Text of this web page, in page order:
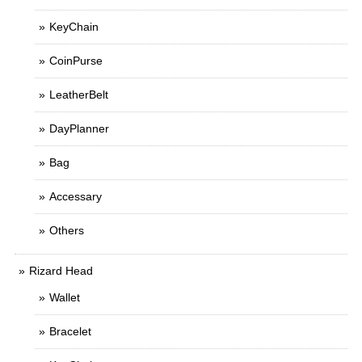
KeyChain
CoinPurse
LeatherBelt
DayPlanner
Bag
Accessary
Others
Rizard Head
Wallet
Bracelet